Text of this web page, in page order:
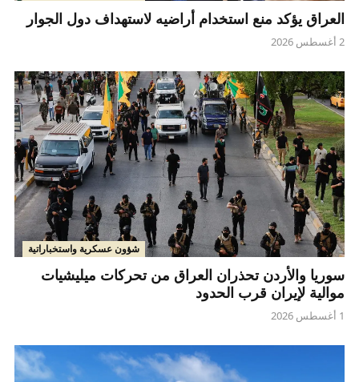
العراق يؤكد منع استخدام أراضيه لاستهداف دول الجوار
2 أغسطس 2026
شؤون عسكرية واستخباراتية
سوريا والأردن تحذران العراق من تحركات ميليشيات
موالية لإيران قرب الحدود
1 أغسطس 2026